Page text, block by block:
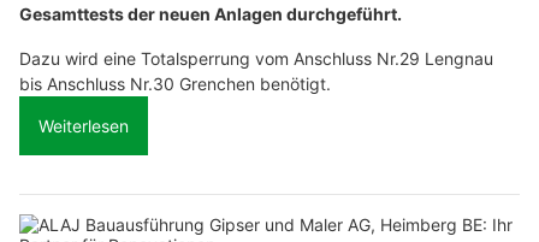
Gesamttests der neuen Anlagen durchgeführt.
Dazu wird eine Totalsperrung vom Anschluss Nr.29 Lengnau
bis Anschluss Nr.30 Grenchen benötigt.
Weiterlesen